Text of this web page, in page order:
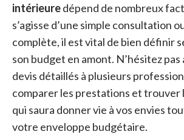
intérieuredépend de nombreux
s’agisse d’une simple consultation
complète, il est vital de bien définir
son budget en amont. N’hésitez pas
devis détaillés à plusieurs
comparer les prestations et trouver
qui saura donner vie à vos envies
votre enveloppe budgétaire.